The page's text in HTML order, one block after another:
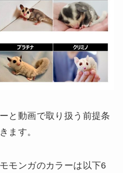
と動画で取り扱う前提条
ます。
モンガのカラーは以下6